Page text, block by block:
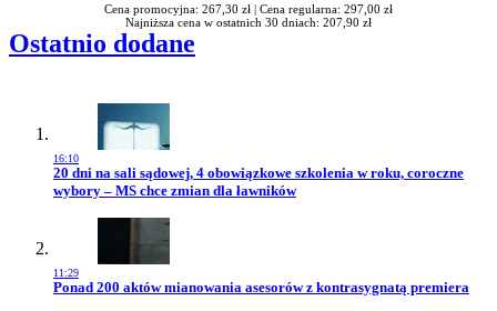
Cena promocyjna: 267,30 zł | Cena regularna: 297,00 zł
Najniższa cena w ostatnich 30 dniach: 207,90 zł
Ostatnio dodane
16:10
Przejdź do artykułu:
20 dni na sali sądowej, 4 obowiązkowe szkolenia w roku, coroczne
wybory – MS chce zmian dla ławników
11:29
Przejdź do artykułu:
Ponad 200 aktów mianowania asesorów z kontrasygnatą premiera